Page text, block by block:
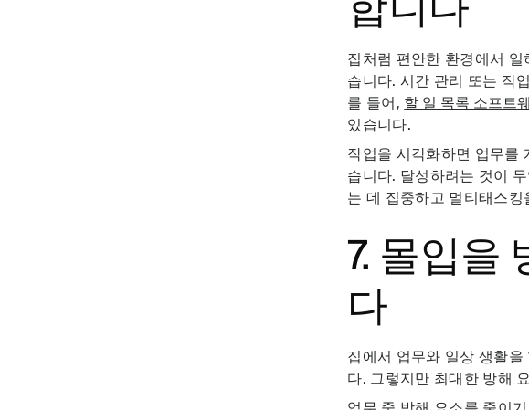
집처럼 편안한 환경에서
습니다. 시간 관리 또는 작
를 들어, 할 일 목록 소프트
있습니다.
작업을 시각화하면 업무를
습니다. 달성하려는 것이
는 데 집중하고 멀티태스
7. 몰입을
다
집에서 업무와 일상 생활
다. 그렇지만 최대한 방해